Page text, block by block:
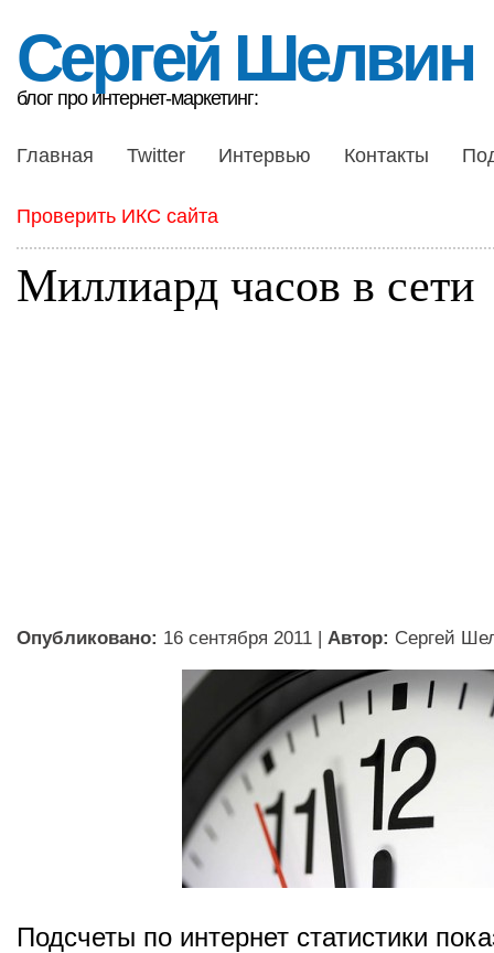
Сергей Шелвин
блог про интернет-маркетинг:
Главная Twitter Интервью Контакты
Проверить ИКС сайта
Миллиард часов в сети
Опубликовано: 16 сентября 2011 | Автор: Сергей
Подсчеты по интернет статистики